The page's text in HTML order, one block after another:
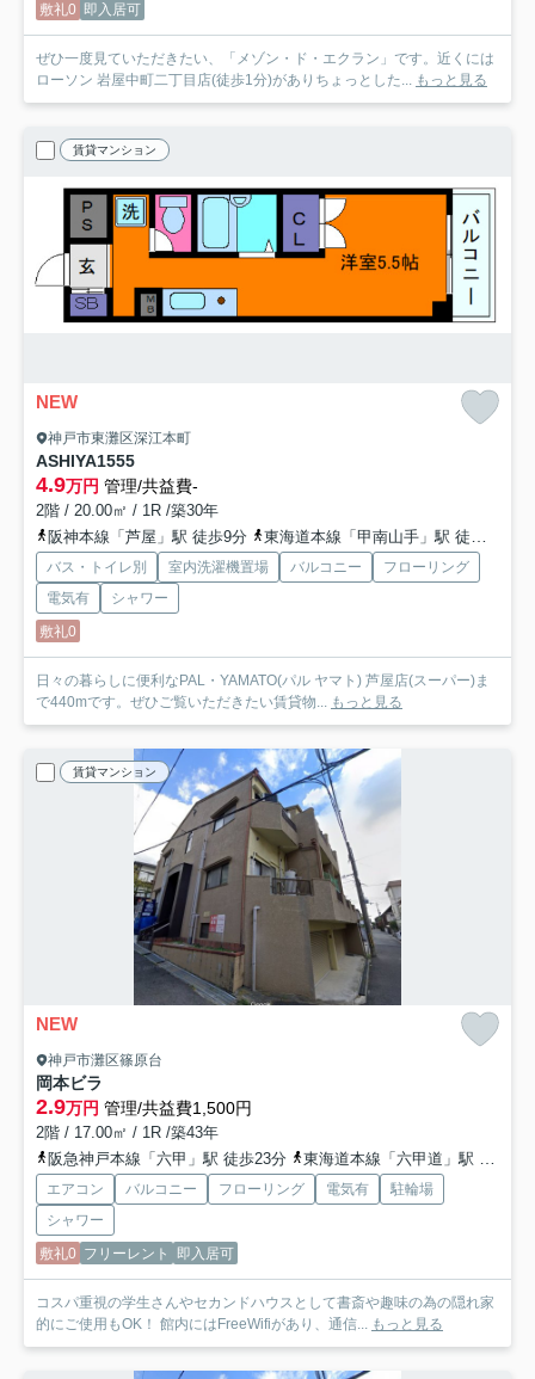
敷礼0 即入居可
ぜひ一度見ていただきたい、「メゾン・ド・エクラン」です。近くには
ローソン 岩屋中町二丁目店(徒歩1分)がありちょっとした... もっと見る
賃貸マンション
NEW
神戸市東灘区深江本町
ASHIYA1555
4.9万円 管理/共益費-
2階 / 20.00㎡ / 1R /築30年
阪神本線「芦屋」駅 徒歩9分
東海道本線「甲南山手」駅 徒歩14分
バス・トイレ別 室内洗濯機置場 バルコニー
フローリング
電気有
シャワー
敷礼0
日々の暮らしに便利なPAL・YAMATO(パル ヤマト) 芦屋店(スーパー)ま
で440mです。ぜひご覧いただきたい賃貸物... もっと見る
賃貸マンション
NEW
神戸市灘区篠原台
岡本ビラ
2.9万円 管理/共益費1,500円
2階 / 17.00㎡ / 1R /築43年
阪急神戸本線「六甲」駅 徒歩23分
東海道本線「六甲道」駅 徒歩33分
エアコン バルコニー フローリング 電気有
駐輪場
シャワー
敷礼0 フリーレント 即入居可
コスパ重視の学生さんやセカンドハウスとして書斎や趣味の為の隠れ家
的にご使用もOK！ 館内にはFreeWifiがあり、通信... もっと見る